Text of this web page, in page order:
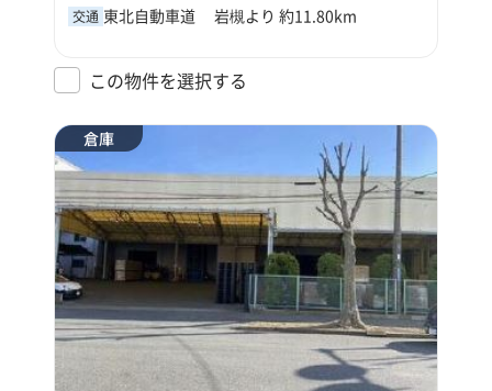
交通 東北自動車道 岩槻より 約11.80km
この物件を選択する
倉庫